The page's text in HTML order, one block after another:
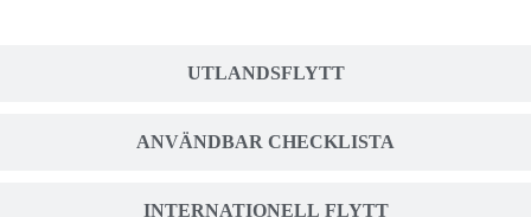
UTLANDSFLYTT
ANVÄNDBAR CHECKLISTA
INTERNATIONELL FLYTT